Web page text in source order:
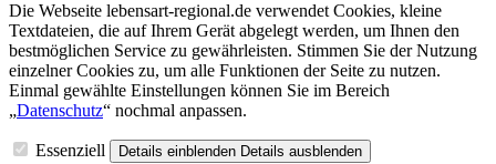
Die Webseite lebensart-regional.de verwendet Cookies, kleine
Textdateien, die auf Ihrem Gerät abgelegt werden, um Ihnen den
bestmöglichen Service zu gewährleisten. Stimmen Sie der Nutzung
einzelner Cookies zu, um alle Funktionen der Seite zu nutzen.
Einmal gewählte Einstellungen können Sie im Bereich
„Datenschutz“ nochmal anpassen.
Essenziell Details einblenden Details ausblenden